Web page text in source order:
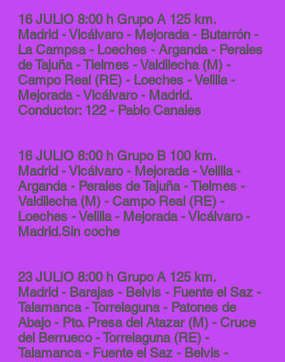
16 JULIO 8:00 h Grupo A 125 km.
Madrid - Vicálvaro - Mejorada - Butarrón -
La Campsa - Loeches - Arganda - Perales
de Tajuña - Tielmes - Valdilecha (M) -
Campo Real (RE) - Loeches - Velilla -
Mejorada - Vicálvaro - Madrid.
Conductor: 122 - Pablo Canales
16 JULIO 8:00 h Grupo B 100 km.
Madrid - Vicálvaro - Mejorada - Velilla -
Arganda - Perales de Tajuña - Tielmes -
Valdilecha (M) - Campo Real (RE) -
Loeches - Velilla - Mejorada - Vicálvaro -
Madrid.Sin coche
23 JULIO 8:00 h Grupo A 125 km.
Madrid - Barajas - Belvis - Fuente el Saz -
Talamanca - Torrelaguna - Patones de
Abajo - Pto. Presa del Atazar (M) - Cruce
del Berrueco - Torrelaguna (RE) -
Talamanca - Fuente el Saz - Belvis -